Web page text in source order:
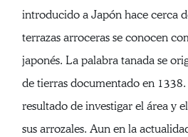
introducido a Japón hace cerca
terrazas arroceras se conocen
japonés. La palabra tanada se
de tierras documentado en
resultado de investigar el área y
sus arrozales. Aun en la